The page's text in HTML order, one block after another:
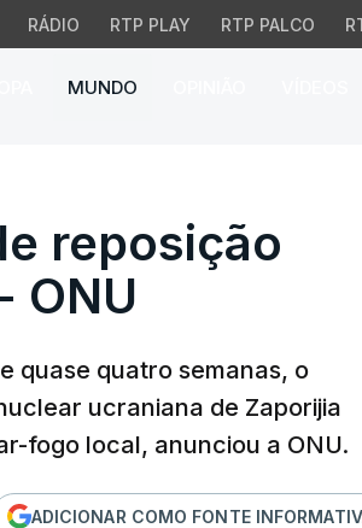
RÁDIO RTP PLAY RTP PALCO
MUNDO
reposição
ONU
quase quatro semanas, o
ucraniana de Zaporijia
fogo local, anunciou a ONU.
ADICIONAR COMO FONTE